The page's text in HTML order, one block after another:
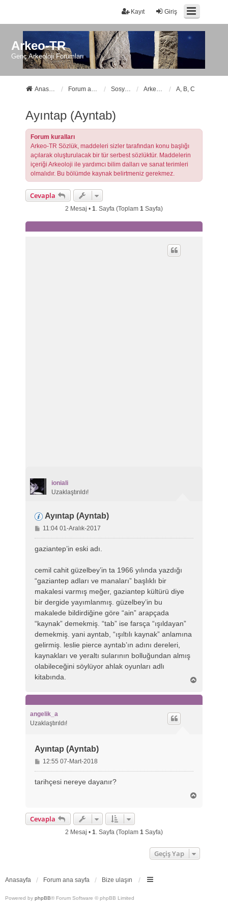
Giriş
Kayıt
Arkeo-TR
Genç Arkeoloji Forumları
Anasayfa Forum ana sayfa Sosyal Forumlarımız Arkeo-TR Sözlük A, B, C
Ayıntap (Ayntab)
Forum kuralları
Arkeo-TR Sözlük, maddeleri sizler tarafından konu başlığı
açılarak oluşturulacak bir tür serbest sözlüktür. Maddelerin
içeriği Arkeoloji ile yardımcı bilim dalları ve sanat terimleri
olmalıdır. Bu bölümde kaynak belirtmeniz gerekmez.
Cevapla
2 Mesaj • 1. Sayfa (Toplam 1Sayfa)
ioniali
Uzaklaştırıldı!
Ayıntap (Ayntab)
M
e
s
11:04 01-Aralık-2017
gaziantep’in eski adı.
cemil cahit güzelbey’in ta 1966 yılında yazdığı
“gaziantep adları ve manaları” başlıklı bir
makalesi varmış meğer, gaziantep kültürü diye
bir dergide yayımlanmış. güzelbey’in bu
makalede bildirdiğine göre “ain” arapçada
“kaynak” demekmiş. “tab” ise farsça “ışıldayan”
demekmiş. yani ayntab, “ışıltılı kaynak” anlamına
gelirmiş. leslie pierce ayntab’ın adını dereleri,
kaynakları ve yeraltı sularının bolluğundan almış
olabileceğini söylüyor ahlak oyunları adlı
kitabında.
ş
a
angelik_a
Uzaklaştırıldı!
Ayıntap (Ayntab)
M
e
12:55 07-Mart-2018
tarihçesi nereye dayanır?
Cevapla
2 Mesaj • 1 . Sayfa (Toplam 1 Sayfa)
Geçiş Yap
Anasayfa Forum ana sayfa Bize ulaşın
Powered by phpBB® Forum Software © phpBB Limited